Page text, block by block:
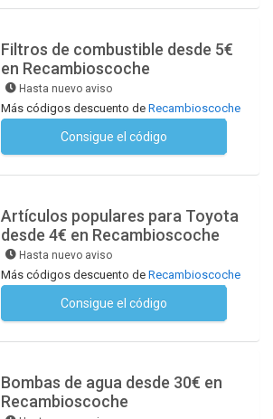
Filtros de combustible desde 5€
en Recambioscoche
Hasta nuevo aviso
Más códigos descuento de Recambioscoche
Consigue el código
Artículos populares para Toyota
desde 4€ en Recambioscoche
Hasta nuevo aviso
Más códigos descuento de Recambioscoche
Consigue el código
Bombas de agua desde 30€ en
Recambioscoche